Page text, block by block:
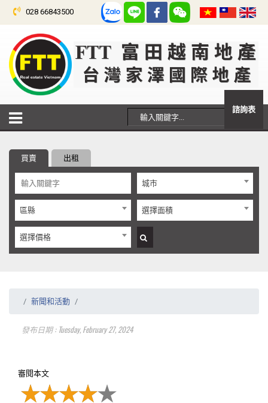
028 66843500
買賣 出租
城市
區縣 選擇面積
選擇價格
新聞和活動
發布日期 : Tuesday, February 27, 2024
審閱本文
諮詢表